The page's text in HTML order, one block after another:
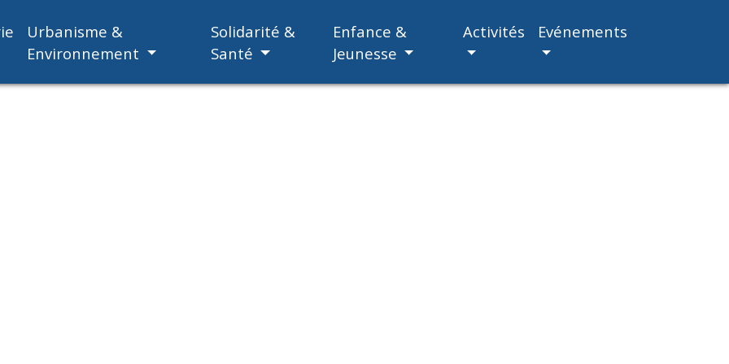
Urbanisme &
Environnement
Solidarité &
Santé
Enfance &
Jeunesse
Activités Evénements